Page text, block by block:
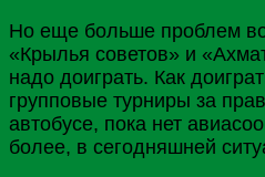
Но еще больше проблем
«Крылья советов» и
надо доиграть. Как
групповые турниры за
автобусе, пока нет
более, в сегодняшней